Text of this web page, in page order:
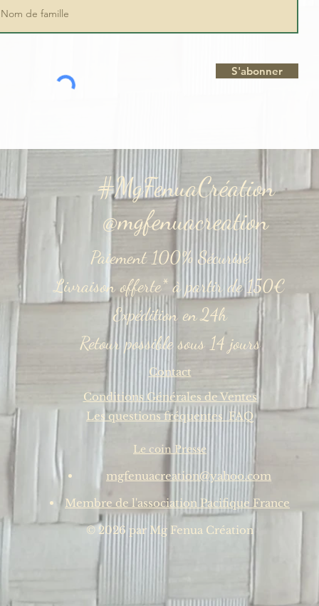
#MgFenuaCréation
@mgfenuacreation
Paiement100% Sécurisé
Livraison offerte* à partir de150€
Expédition en24h
Retour possiblesous 14 jours
Contact
Conditions Générales de Ventes
Les questions fréquentes FAQ
Le coin Presse
mgfenuacreation@yahoo.com
Membre de l'association Pacifique France
© 2026 par Mg Fenua Création
S'abonner